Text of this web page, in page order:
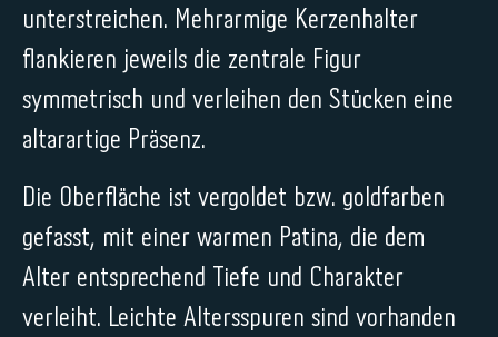
unterstreichen. Mehrarmige Kerzenhalter
flankieren jeweils die zentrale Figur
symmetrisch und verleihen den Stücken eine
altarartige Präsenz.
Die Oberfläche ist vergoldet bzw. goldfarben
gefasst, mit einer warmen Patina, die dem
Alter entsprechend Tiefe und Charakter
verleiht. Leichte Altersspuren sind vorhanden